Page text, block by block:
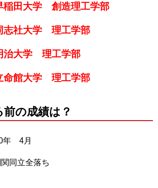
創造理工学部
学 理工学部
理工学部
学 理工学部
の成績は？
年 4月
同立全落ち